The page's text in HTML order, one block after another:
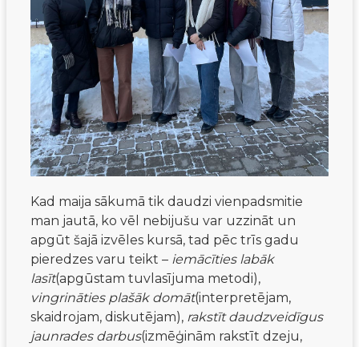
Kad maija sākumā tik daudzi vienpadsmitie
man jautā, ko vēl nebijušu var uzzināt un
apgūt šajā izvēles kursā, tad pēc trīs gadu
pieredzes varu teikt – iemācīties labāk
lasīt(apgūstam tuvlasījuma metodi),
vingrināties plašāk domāt(interpretējam,
skaidrojam, diskutējam), rakstīt daudzveidīgus
jaunrades darbus(izmēģinām rakstīt dzeju,